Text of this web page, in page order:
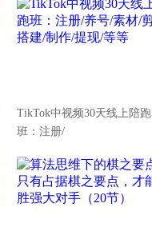
TikTok中视频30天线上陪跑
班：注册/